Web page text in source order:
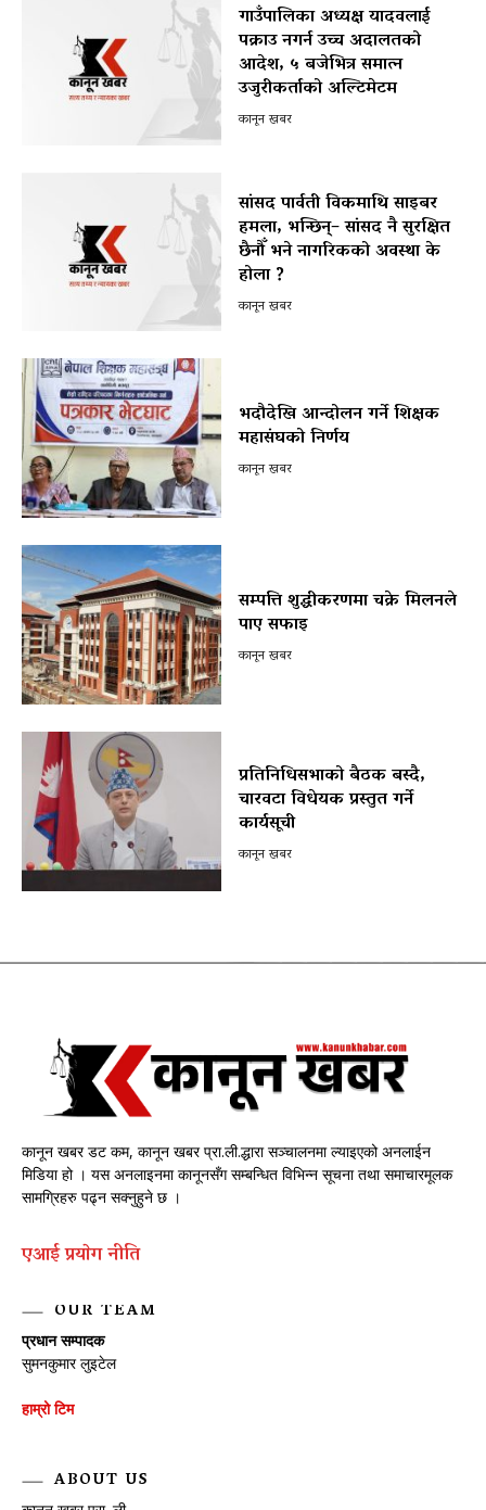
गाउँपालिका अध्यक्ष यादवलाई
पक्राउ नगर्न उच्च अदालतको
आदेश, ५ बजेभित्र समात्न
उजुरीकर्ताको अल्टिमेटम
कानून खबर
सांसद पार्वती विकमाथि साइबर
हमला, भन्छिन्– सांसद नै सुरक्षित
छैनौँ भने नागरिकको अवस्था के
होला ?
कानून खबर
भदौदेखि आन्दोलन गर्ने शिक्षक
महासंघको निर्णय
कानून खबर
सम्पत्ति शुद्धीकरणमा चक्रे मिलनले
पाए सफाइ
कानून खबर
प्रतिनिधिसभाको बैठक बस्दै,
चारवटा विधेयक प्रस्तुत गर्ने
कार्यसूची
कानून खबर
कानून खबर डट कम, कानून खबर प्रा.ली.द्धारा सञ्चालनमा ल्याइएको अनलाईन
मिडिया हो । यस अनलाइनमा कानूनसँग सम्बन्धित विभिन्न सूचना तथा समाचारमूलक
सामग्रिहरु पढ्न सक्नुहुने छ ।
एआई प्रयाेग नीति
OUR TEAM
प्रधान सम्पादक
सुमनकुमार लुइटेल
हाम्रो टिम
ABOUT US